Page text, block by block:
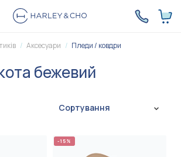
Аксесуари Пледи / ковдри
бежевий
Сортування
-15%